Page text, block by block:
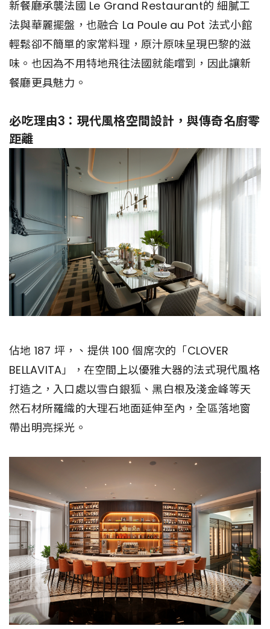
新餐廳承襲法國 Le Grand Restaurant的 細膩工
法與華麗擺盤，也融合 La Poule au Pot 法式小館
輕鬆卻不簡單的家常料理，原汁原味呈現巴黎的滋
味。也因為不用特地飛往法國就能嚐到，因此讓新
餐廳更具魅力。
必吃理由3：現代風格空間設計，與傳奇名廚零
距離
佔地 187 坪，、提供 100 個席次的「CLOVER
BELLAVITA」，在空間上以優雅大器的法式現代風格
打造之，入口處以雪白銀狐、黑白根及淺金峰等天
然石材所羅織的大理石地面延伸至內，全區落地窗
帶出明亮採光。